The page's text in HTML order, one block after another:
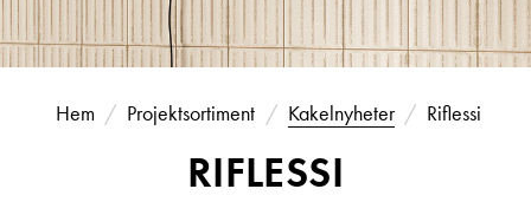
Hem Projektsortiment Kakelnyheter Riflessi
RIFLESSI